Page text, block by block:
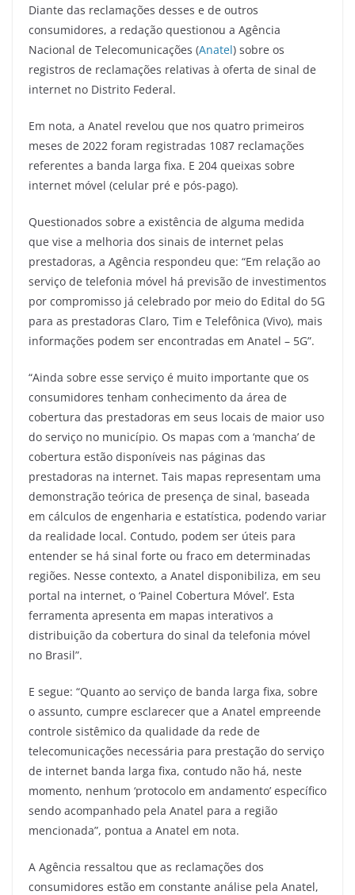
Diante das reclamações desses e de outros
consumidores, a redação questionou a Agência
Nacional de Telecomunicações (Anatel) sobre os
registros de reclamações relativas à oferta de sinal de
internet no Distrito Federal.
Em nota, a Anatel revelou que nos quatro primeiros
meses de 2022 foram registradas 1087 reclamações
referentes a banda larga fixa. E 204 queixas sobre
internet móvel (celular pré e pós-pago).
Questionados sobre a existência de alguma medida
que vise a melhoria dos sinais de internet pelas
prestadoras, a Agência respondeu que: “Em relação ao
serviço de telefonia móvel há previsão de investimentos
por compromisso já celebrado por meio do Edital do 5G
para as prestadoras Claro, Tim e Telefônica (Vivo), mais
informações podem ser encontradas em Anatel – 5G”.
“Ainda sobre esse serviço é muito importante que os
consumidores tenham conhecimento da área de
cobertura das prestadoras em seus locais de maior uso
do serviço no município. Os mapas com a ‘mancha’ de
cobertura estão disponíveis nas páginas das
prestadoras na internet. Tais mapas representam uma
demonstração teórica de presença de sinal, baseada
em cálculos de engenharia e estatística, podendo variar
da realidade local. Contudo, podem ser úteis para
entender se há sinal forte ou fraco em determinadas
regiões. Nesse contexto, a Anatel disponibiliza, em seu
portal na internet, o ‘Painel Cobertura Móvel’. Esta
ferramenta apresenta em mapas interativos a
distribuição da cobertura do sinal da telefonia móvel
no Brasil”.
E segue: “Quanto ao serviço de banda larga fixa, sobre
o assunto, cumpre esclarecer que a Anatel empreende
controle sistêmico da qualidade da rede de
telecomunicações necessária para prestação do serviço
de internet banda larga fixa, contudo não há, neste
momento, nenhum ‘protocolo em andamento’ específico
sendo acompanhado pela Anatel para a região
mencionada”, pontua a Anatel em nota.
A Agência ressaltou que as reclamações dos
consumidores estão em constante análise pela Anatel,